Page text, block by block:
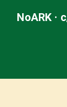
NoARK ·